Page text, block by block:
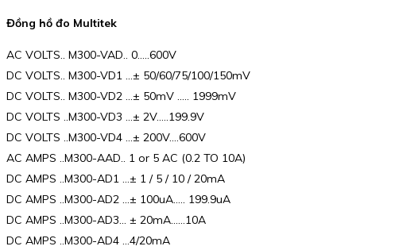
Đồng hồ đo Multitek
AC VOLTS.. M300-VAD.. 0…..600V
DC VOLTS.. M300-VD1 …± 50/60/75/100/150mV
DC VOLTS.. M300-VD2 …± 50mV ….. 1999mV
DC VOLTS ..M300-VD3 …± 2V…..199.9V
DC VOLTS ..M300-VD4 …± 200V….600V
AC AMPS ..M300-AAD.. 1 or 5 AC (0.2 TO 10A)
DC AMPS ..M300-AD1 …± 1 / 5 / 10 / 20mA
DC AMPS ..M300-AD2 …± 100uA….. 199.9uA
DC AMPS ..M300-AD3… ± 20mA……10A
DC AMPS ..M300-AD4 …4/20mA